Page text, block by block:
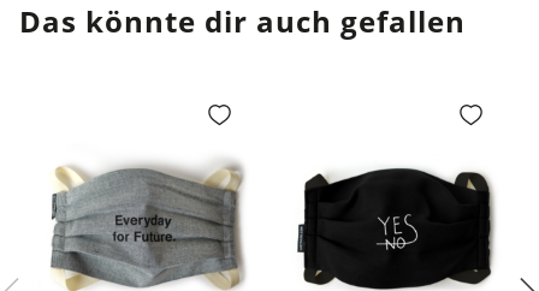
Das könnte dir auch gefallen